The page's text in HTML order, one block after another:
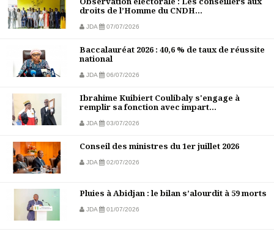
droits de l’Homme du CNDH...
JDA 07/07/2026
Baccalauréat 2026 : 40,6 % de taux de réussite
national
JDA 06/07/2026
Ibrahime Kuibiert Coulibaly s'engage à
remplir sa fonction avec impart...
JDA 03/07/2026
Conseil des ministres du 1er juillet 2026
JDA 02/07/2026
Pluies à Abidjan : le bilan s’alourdit à 59 morts
JDA 01/07/2026